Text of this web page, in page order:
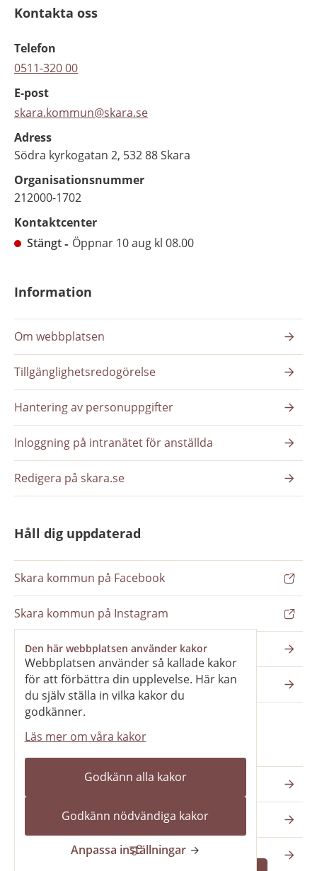
Den här webbplatsen använder kakor
Webbplatsen använder så kallade kakor
för att förbättra din upplevelse. Här kan
du själv ställa in vilka kakor du
godkänner.
Läs mer om våra kakor
Godkänn alla kakor
Godkänn nödvändiga kakor
Anpassa inställningar
Kontakta oss
Telefon
0511-320 00
E-post
skara.kommun@skara.se
Adress
Södra kyrkogatan 2, 532 88 Skara
Organisationsnummer
212000-1702
Kontaktcenter
Stängt
Öppnar 10 aug kl 08.00
Information
Om webbplatsen
Tillgänglighetsredogörelse
Hantering av personuppgifter
Inloggning på intranätet för anställda
Redigera på skara.se
Håll dig uppdaterad
Skara kommun på Facebook
Skara kommun på Instagram
Nyhetsbrev
Pressrum
Våra webbplatser
Katedralskolan
Vilans fritidsområde
Skara kommun